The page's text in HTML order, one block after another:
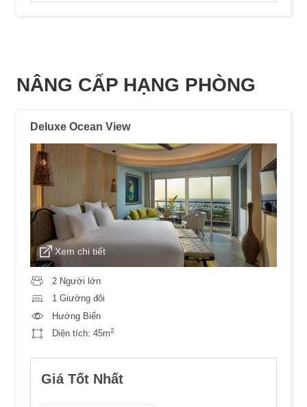
NÂNG CẤP HẠNG PHÒNG
Deluxe Ocean View
Xem chi tiết
2 Người lớn
1 Giường đôi
Hướng Biển
Diện tích: 45m2
Giá Tốt Nhất